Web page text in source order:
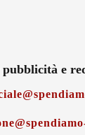
pubblicità e